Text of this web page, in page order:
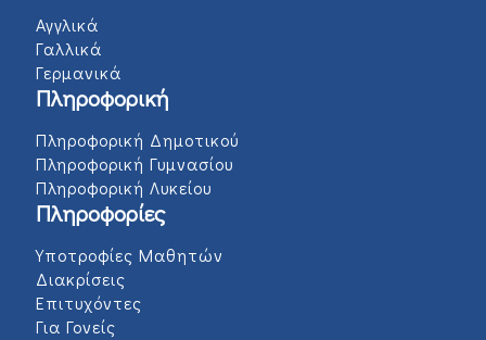
Αγγλικά
Γαλλικά
Γερμανικά
Πληροφορική
Πληροφορική Δημοτικού
Πληροφορική Γυμνασίου
Πληροφορική Λυκείου
Πληροφορίες
Υποτροφίες Μαθητών
Διακρίσεις
Επιτυχόντες
Για Γονείς